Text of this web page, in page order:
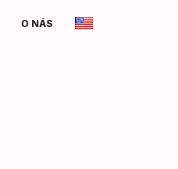
O NÁS